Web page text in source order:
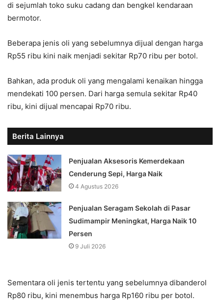
di sejumlah toko suku cadang dan bengkel kendaraan
bermotor.
Beberapa jenis oli yang sebelumnya dijual dengan harga
Rp55 ribu kini naik menjadi sekitar Rp70 ribu per botol.
Bahkan, ada produk oli yang mengalami kenaikan hingga
mendekati 100 persen. Dari harga semula sekitar Rp40
ribu, kini dijual mencapai Rp70 ribu.
Berita Lainnya
Penjualan Aksesoris Kemerdekaan
Cenderung Sepi, Harga Naik
4 Agustus 2026
Penjualan Seragam Sekolah di Pasar
Sudimampir Meningkat, Harga Naik 10
Persen
9 Juli 2026
Sementara oli jenis tertentu yang sebelumnya dibanderol
Rp80 ribu, kini menembus harga Rp160 ribu per botol.